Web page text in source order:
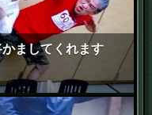
ましてくれます